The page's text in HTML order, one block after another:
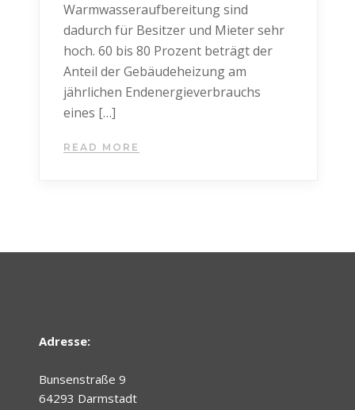
Warmwasseraufbereitung sind
dadurch für Besitzer und Mieter sehr
hoch. 60 bis 80 Prozent beträgt der
Anteil der Gebäudeheizung am
jährlichen Endenergieverbrauchs
eines […]
READ MORE
Adresse:
Bunsenstraße 9
64293 Darmstadt